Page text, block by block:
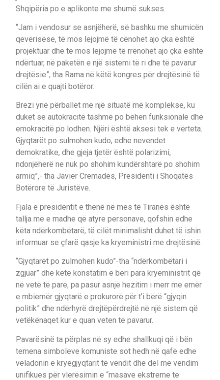
Shqipëria po e aplikonte me shumë sukses.
“Jam i vendosur se asnjëherë, së bashku me shumicën
qeverisëse, të mos lejojmë të cënohet ajo çka është
projektuar dhe të mos lejojmë të rrënohet ajo çka është
ndërtuar, në paketën e një sistemi të ri dhe të pavarur
drejtësie”, tha Rama në këtë kongres për drejtësinë të
cilën ai e quajti botëror.
Brezi ynë përballet me një situatë më komplekse, ku
duket se autokracitë tashmë po bëhen funksionale dhe
emokracitë po lodhen. Njëri është aksesi tek e vërteta.
Gjyqtarët po sulmohen kudo, edhe nevendet
demokratike, dhe gjeja tjetër është polarizimi,
ndonjëherë ne nuk po shohim kundërshtarë po shohim
armiq”,- tha Javier Cremades, Presidenti i Shoqatës
Botërore të Juristëve.
Fjala e presidentit e thënë në mes të Tiranës është
tallja më e madhe që atyre personave, qofshin edhe
këta ndërkombëtarë, të cilët minimalisht duhet të ishin
informuar se çfarë qasje ka kryeministri me drejtësinë.
“Gjyqtarët po zulmohen kudo”-tha “ndërkombëtari i
zgjuar” dhe këtë konstatim e bëri para kryeministrit që
në vetë të parë, pa pasur asnjë hezitim i merr me emër
e mbiemër gjyqtarë e prokurorë për t’i bërë “gjyqin
politik” dhe ndërhyrë drejtëpërdrejtë në një sistem që
vetëkënaqet kur e quan veten të pavarur.
Pavarësinë ta përplas në sy edhe shallkuqi që i bën
temena simboleve komuniste sot hedh në qafë edhe
veladonin e kryegjyqtarit të vendit dhe del me vendim
unifikues për vlerësimin e “masave ekstreme të